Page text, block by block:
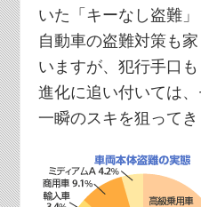
いた「キーなし盗難」
自動車の盗難対策も
いますが、犯行手口
進化に追い付いては
一瞬のスキを狙ってき